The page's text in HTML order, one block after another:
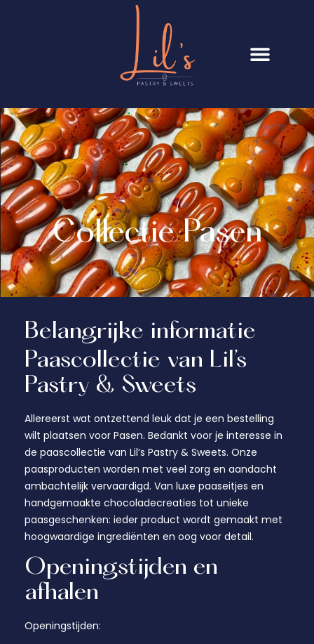
Collectie Pasen
Belangrijke informatie
Paascollectie van Lil’s
Pastry & Sweets
Allereerst wat ontzettend leuk dat je een bestelling
wilt plaatsen voor Pasen. Bedankt voor je interesse in
de paascollectie van Lil’s Pastry & Sweets. Onze
paasproducten worden met veel zorg en aandacht
ambachtelijk vervaardigd. Van luxe paaseitjes en
handgemaakte chocoladecreaties tot unieke
paasgeschenken: ieder product wordt gemaakt met
hoogwaardige ingrediënten en oog voor detail.
Openingstijden en
afhalen
Openingstijden: